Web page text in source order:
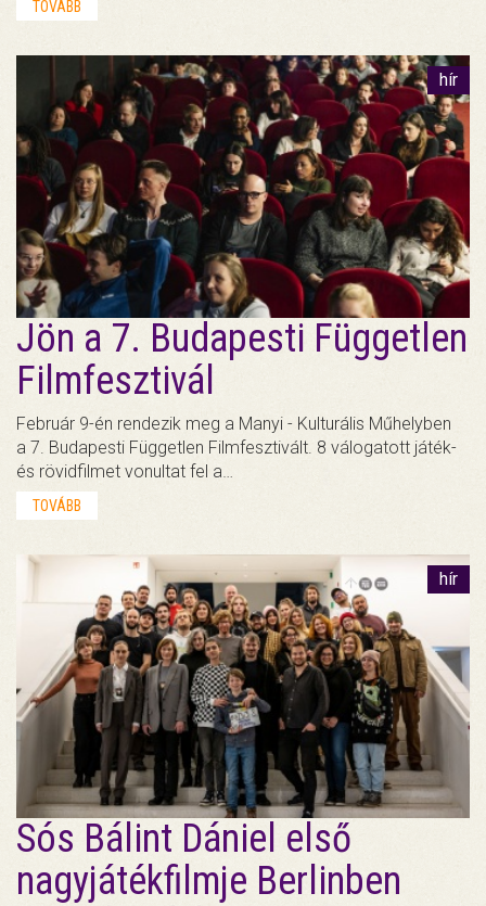
TOVÁBB
hír
Jön a 7. Budapesti Független
Filmfesztivál
Február 9-én rendezik meg a Manyi - Kulturális Műhelyben
a 7. Budapesti Független Filmfesztivált. 8 válogatott játék-
és rövidfilmet vonultat fel a…
TOVÁBB
hír
Sós Bálint Dániel első
nagyjátékfilmje Berlinben